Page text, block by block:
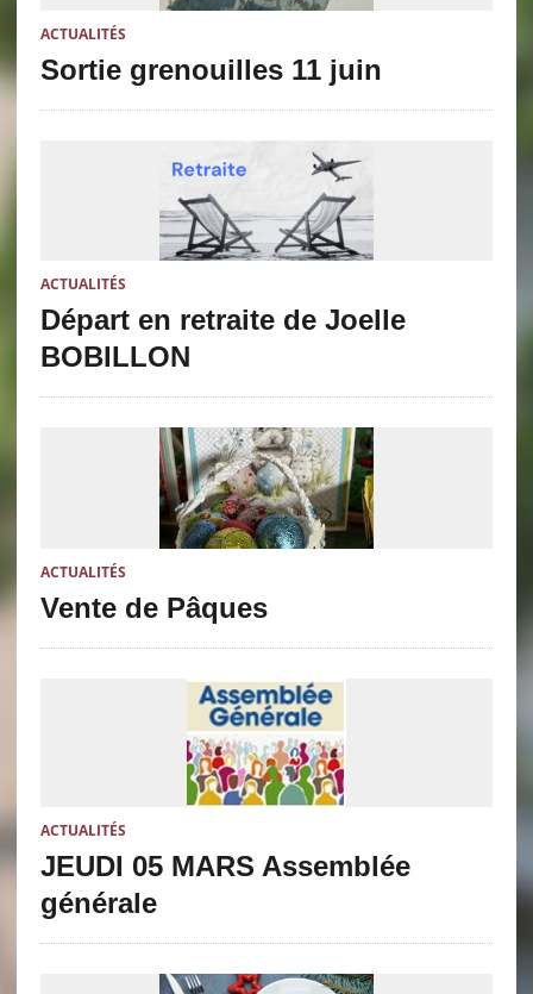
ACTUALITÉS
Sortie grenouilles 11 juin
ACTUALITÉS
Départ en retraite de Joelle
BOBILLON
ACTUALITÉS
Vente de Pâques
ACTUALITÉS
JEUDI 05 MARS Assemblée
générale